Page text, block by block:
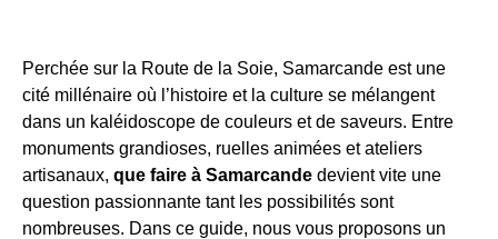
Perchée sur la Route de la Soie, Samarcande est une
cité millénaire où l’histoire et la culture se mélangent
dans un kaléidoscope de couleurs et de saveurs. Entre
monuments grandioses, ruelles animées et ateliers
artisanaux, que faire à Samarcande devient vite une
question passionnante tant les possibilités sont
nombreuses. Dans ce guide, nous vous proposons un